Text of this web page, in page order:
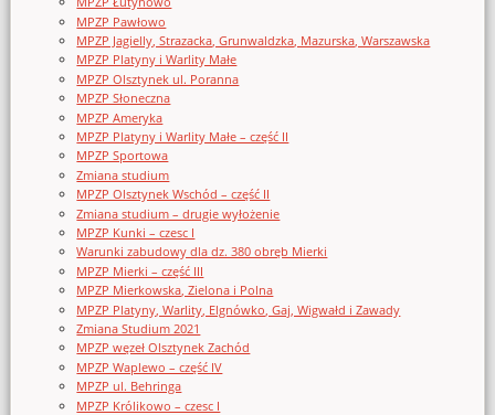
MPZP Pawłowo
MPZP Jagielly, Strazacka, Grunwaldzka, Mazurska, Warszawska
MPZP Platyny i Warlity Małe
MPZP Olsztynek ul. Poranna
MPZP Słoneczna
MPZP Ameryka
MPZP Platyny i Warlity Małe – część II
MPZP Sportowa
Zmiana studium
MPZP Olsztynek Wschód – część II
Zmiana studium – drugie wyłożenie
MPZP Kunki – czesc I
Warunki zabudowy dla dz. 380 obręb Mierki
MPZP Mierki – część III
MPZP Mierkowska, Zielona i Polna
MPZP Platyny, Warlity, Elgnówko, Gaj, Wigwałd i Zawady
Zmiana Studium 2021
MPZP węzeł Olsztynek Zachód
MPZP Waplewo – część IV
MPZP ul. Behringa
MPZP Królikowo – czesc I